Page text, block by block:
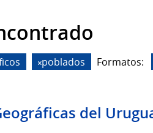
poblados Formatos:
del